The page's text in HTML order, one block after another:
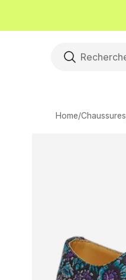
Home/Chaussures